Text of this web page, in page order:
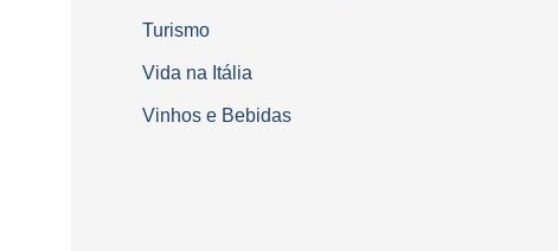
Turismo
Vida na Itália
Vinhos e Bebidas